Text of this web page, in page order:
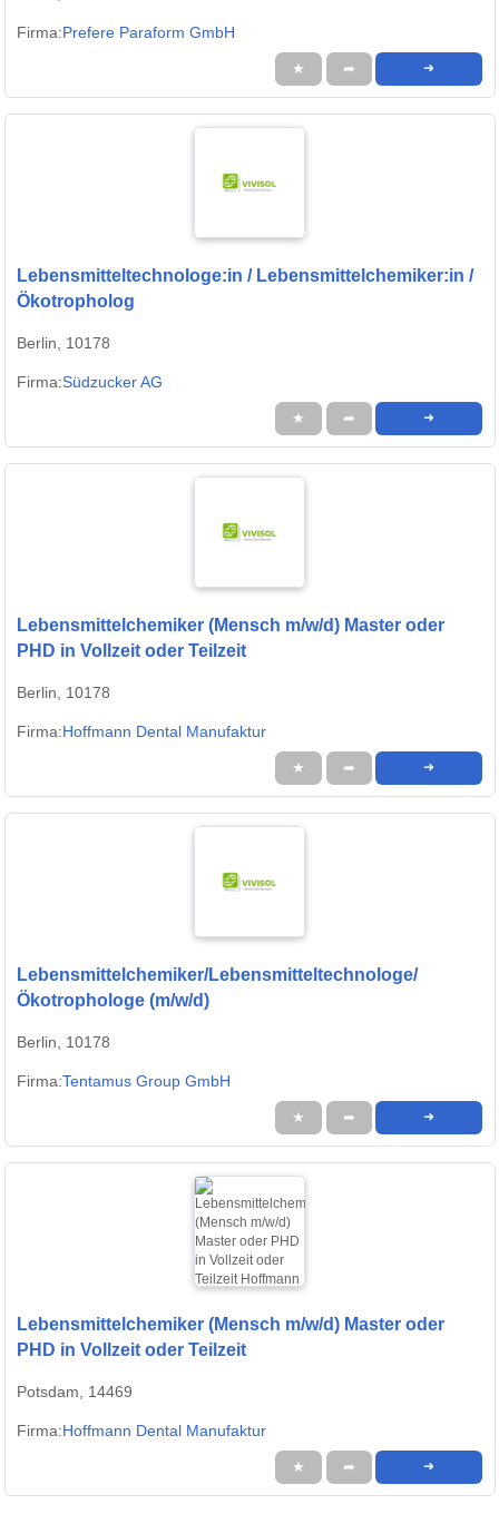
Firma:Prefere Paraform GmbH
★ ➦ ➜
Lebensmitteltechnologe:in / Lebensmittelchemiker:in /
Ökotropholog
Berlin, 10178
Firma:Südzucker AG
★ ➦ ➜
Lebensmittelchemiker (Mensch m/w/d) Master oder
PHD in Vollzeit oder Teilzeit
Berlin, 10178
Firma:Hoffmann Dental Manufaktur
★ ➦ ➜
Lebensmittelchemiker/Lebensmitteltechnologe/
Ökotrophologe (m/w/d)
Berlin, 10178
Firma:Tentamus Group GmbH
★ ➦ ➜
Lebensmittelchemiker (Mensch m/w/d) Master oder
PHD in Vollzeit oder Teilzeit
Potsdam, 14469
Firma:Hoffmann Dental Manufaktur
★ ➦ ➜